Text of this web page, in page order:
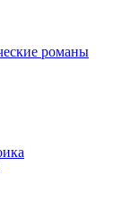
романы